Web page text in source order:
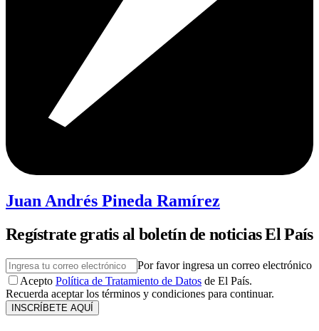
Juan Andrés Pineda Ramírez
Regístrate gratis al boletín de noticias El País
Por favor ingresa un correo electrónico
Acepto Política de Tratamiento de Datos de El País.
Recuerda aceptar los términos y condiciones para continuar.
INSCRÍBETE AQUÍ